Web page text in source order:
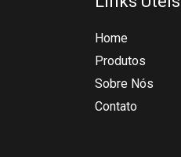
Home
Produtos
Sobre Nós
Contato